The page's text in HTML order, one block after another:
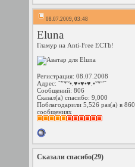
08.07.2009, 03:48
Eluna
Гламур на Anti-Free ЕСТЬ!
Регистрация: 08.07.2008
Адрес: ˜”*°•.♥•♥•♥.•°*”˜
Сообщений: 806
Сказал(а) спасибо: 9,000
Поблагодарили 5,526 раз(а) в 860
сообщениях
Сказали спасибо(29)